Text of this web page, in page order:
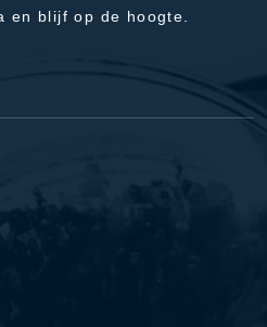
en blijf op de hoogte.